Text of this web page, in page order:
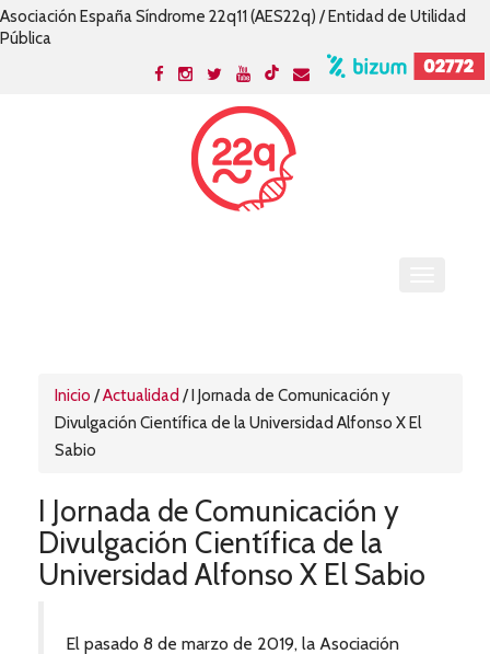
Asociación España Síndrome 22q11 (AES22q) / Entidad de Utilidad
Pública
Inicio /Actualidad /I Jornada de Comunicación y
Divulgación Científica de la Universidad Alfonso X El
Sabio
I Jornada de Comunicación y
Divulgación Científica de la
Universidad Alfonso X El Sabio
El pasado 8 de marzo de 2019, la Asociación